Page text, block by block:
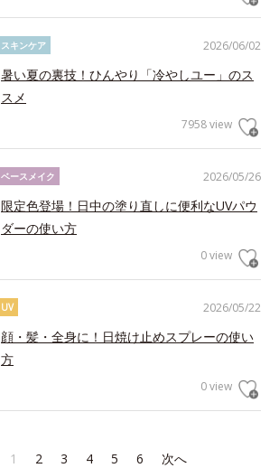
2026/06/02
スキンケア
暑い夏の裏技！ひんやり「冷やしユー」のス
スメ
7958 view
2026/05/26
ベースメイク
限定色登場！日中の塗り直しに便利なUVパウ
ダーの使い方
0 view
2026/05/22
UV
顔・髪・全身に！日焼け止めスプレーの使い
方
0 view
1 2 3 4 5 6 次へ